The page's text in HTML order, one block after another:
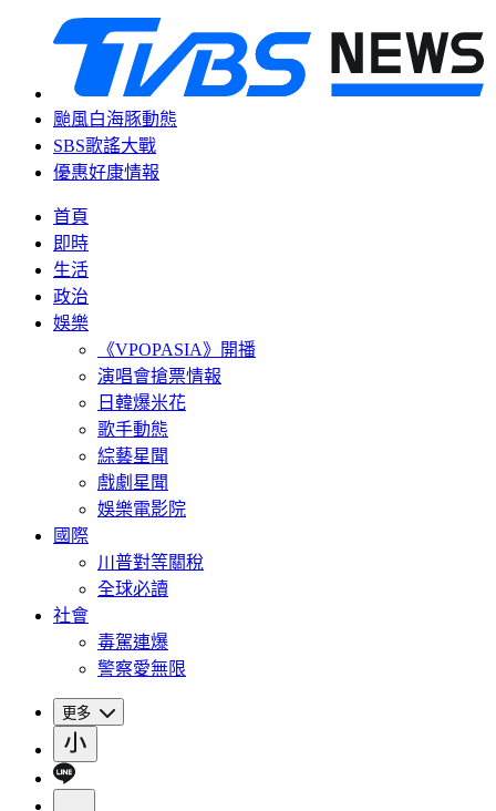
颱風白海豚動態
SBS歌謠大戰
優惠好康情報
首頁
即時
生活
政治
娛樂
《VPOPASIA》開播
演唱會搶票情報
日韓爆米花
歌手動態
綜藝星聞
戲劇星聞
娛樂電影院
國際
川普對等關稅
全球必讀
社會
毒駕連爆
警察愛無限
更多